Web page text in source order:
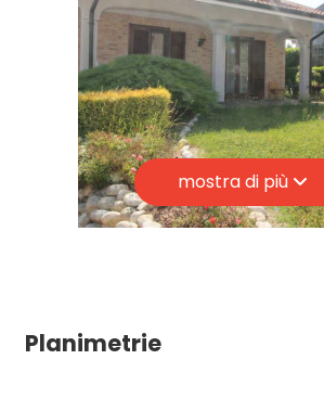
Numero posti auto coperti: 3
Riscaldamento: Autonomo
Posto auto: Coperto
Appartamenti Totali: 2
Anno di costruzione: 1983
Stato attuale: Libero al rogito
Terrazzo: Presente
mostra di più
Planimetrie